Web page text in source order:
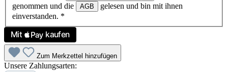
genommen und die
AGB
gelesen und bin mit ihnen
einverstanden. *
Zum Merkzettel hinzufügen
Unsere Zahlungsarten: